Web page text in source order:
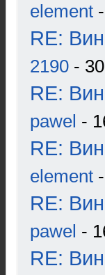
element
RE:
2190 -
RE:
pawel -
RE:
element
RE:
pawel -
RE: